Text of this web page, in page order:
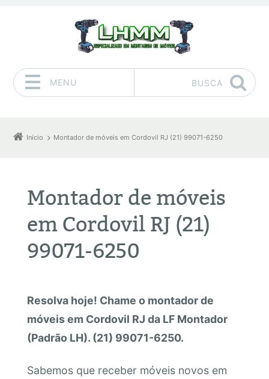
MENU BUSCA
Início Montador de móveis em Cordovil RJ (21) 99071-6250
Montador de móveis
em Cordovil RJ (21)
99071-6250
Resolva hoje! Chame o montador de
móveis em Cordovil RJ da LF Montador
(Padrão LH). (21) 99071-6250.
Sabemos que receber móveis novos em